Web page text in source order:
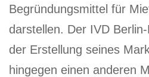
Begründungsmittel für
darstellen. Der IVD
der Erstellung seines
hingegen einen anderen